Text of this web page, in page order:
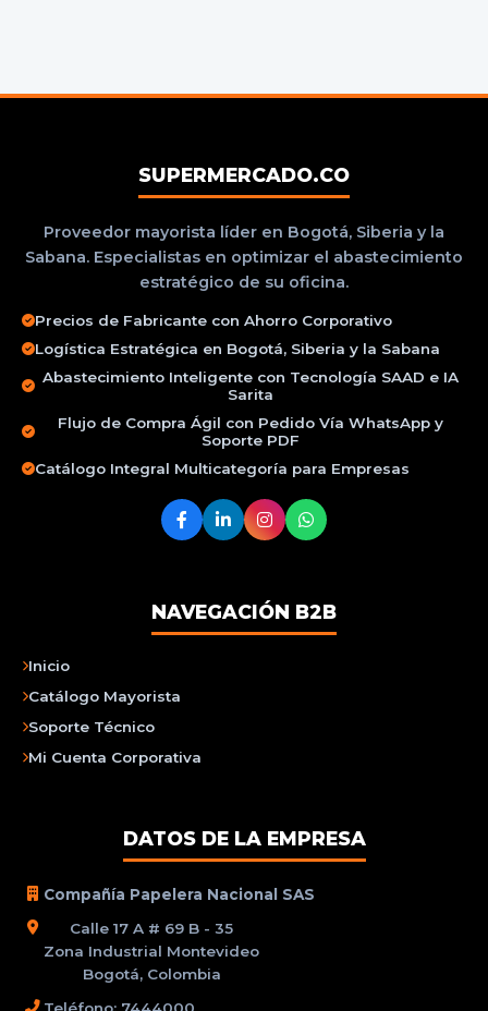
SUPERMERCADO.CO
Proveedor mayorista líder en Bogotá, Siberia y la
Sabana. Especialistas en optimizar el abastecimiento
estratégico de su oficina.
Precios de Fabricante con Ahorro Corporativo
Logística Estratégica en Bogotá, Siberia y la Sabana
Abastecimiento Inteligente con Tecnología SAAD e IA
Sarita
Flujo de Compra Ágil con Pedido Vía WhatsApp y
Soporte PDF
Catálogo Integral Multicategoría para Empresas
NAVEGACIÓN B2B
Inicio
Catálogo Mayorista
Soporte Técnico
Mi Cuenta Corporativa
DATOS DE LA EMPRESA
Compañía Papelera Nacional SAS
Calle 17 A # 69 B - 35
Zona Industrial Montevideo
Bogotá, Colombia